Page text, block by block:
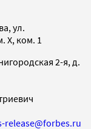
ул.
X, ком. 1
2-я, д.
release@forbes.ru